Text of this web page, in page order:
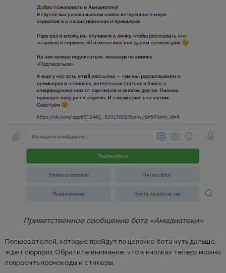
Приветственное сообщение бота «Амедиатеки»
Пользователей, которые пройдут по цепочке бота чуть дальше,
ждет сюрприз. Обратите внимание, что в кнопках теперь можно
попросить промокоды и стикеры.